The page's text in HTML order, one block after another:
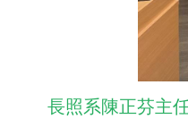
長照系陳正芬主